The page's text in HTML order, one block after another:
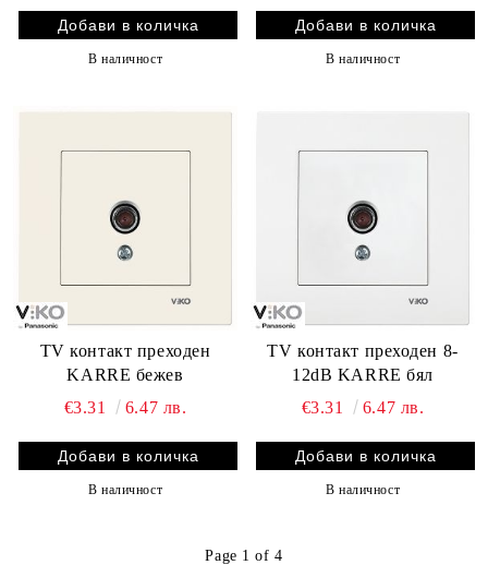
В наличност В наличност
TV контакт преходен
KARRE бежев
€3.31
6.47 лв.
В наличност
TV контакт преходен 8-
12dB KARRE бял
€3.31
6.47 лв.
В наличност
Page 1 of 4